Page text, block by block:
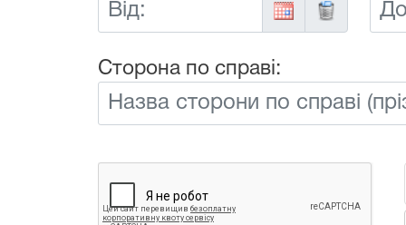
Сторона по справі: